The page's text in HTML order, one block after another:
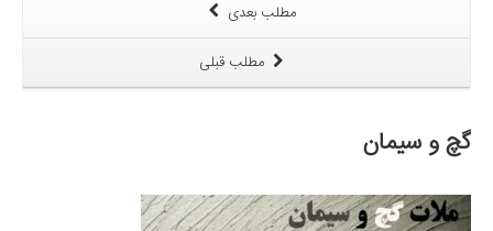
مطلب بعدی
مطلب قبلی
گچ و سیمان